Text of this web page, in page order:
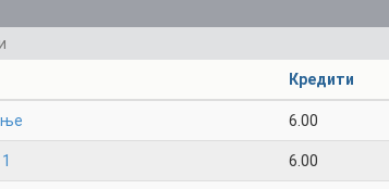
ЦЕНТРИ
АЛУМНИ
ДИПЛОМСКИ/
ОДБРАНИ
Кредити
6.00
6.00